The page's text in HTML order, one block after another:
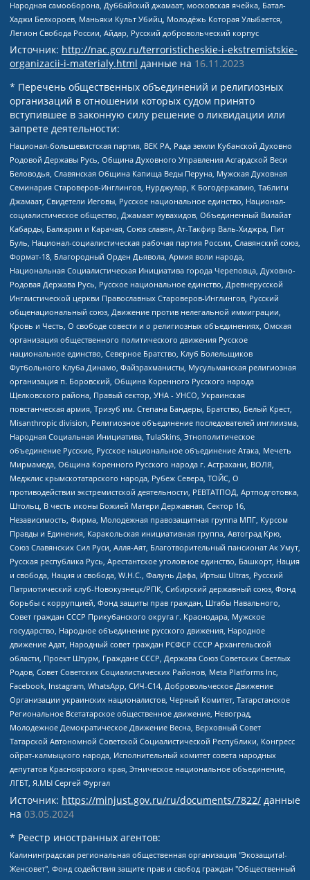
Народная самооборона, Дуббайский джамаат, московская ячейка, Батал-
Хаджи Белхороев, Маньяки Культ Убийц, Молодёжь Которая Улыбается,
Легион Свобода России, Айдар, Русский добровольческий корпус
Источник: http://nac.gov.ru/terroristicheskie-i-ekstremistskie-
organizacii-i-materialy.html данные на 16.11.2023
* Перечень общественных объединений и религиозных
организаций в отношении которых судом принято
вступившее в законную силу решение о ликвидации или
запрете деятельности:
Национал-большевистская партия, ВЕК РА, Рада земли Кубанской Духовно
Родовой Державы Русь, Община Духовного Управления Асгардской Веси
Беловодья, Славянская Община Капища Веды Перуна, Мужская Духовная
Семинария Староверов-Инглингов, Нурджулар, К Богодержавию, Таблиги
Джамаат, Свидетели Иеговы, Русское национальное единство, Национал-
социалистическое общество, Джамаат мувахидов, Объединенный Вилайат
Кабарды, Балкарии и Карачая, Союз славян, Ат-Такфир Валь-Хиджра, Пит
Буль, Национал-социалистическая рабочая партия России, Славянский союз,
Формат-18, Благородный Орден Дьявола, Армия воли народа,
Национальная Социалистическая Инициатива города Череповца, Духовно-
Родовая Держава Русь, Русское национальное единство, Древнерусской
Инглистической церкви Православных Староверов-Инглингов, Русский
общенациональный союз, Движение против нелегальной иммиграции,
Кровь и Честь, О свободе совести и о религиозных объединениях, Омская
организация общественного политического движения Русское
национальное единство, Северное Братство, Клуб Болельщиков
Футбольного Клуба Динамо, Файзрахманисты, Мусульманская религиозная
организация п. Боровский, Община Коренного Русского народа
Щелковского района, Правый сектор, УНА - УНСО, Украинская
повстанческая армия, Тризуб им. Степана Бандеры, Братство, Белый Крест,
Misanthropic division, Религиозное объединение последователей инглиизма,
Народная Социальная Инициатива, TulaSkins, Этнополитическое
объединение Русские, Русское национальное объединение Атака, Мечеть
Мирмамеда, Община Коренного Русского народа г. Астрахани, ВОЛЯ,
Меджлис крымскотатарского народа, Рубеж Севера, ТОЙС, О
противодействии экстремистской деятельности, РЕВТАТПОД, Артподготовка,
Штольц, В честь иконы Божией Матери Державная, Сектор 16,
Независимость, Фирма, Молодежная правозащитная группа МПГ, Курсом
Правды и Единения, Каракольская инициативная группа, Автоград Крю,
Союз Славянских Сил Руси, Алля-Аят, Благотворительный пансионат Ак Умут,
Русская республика Русь, Арестантское уголовное единство, Башкорт, Нация
и свобода, Нация и свобода, W.H.С., Фалунь Дафа, Иртыш Ultras, Русский
Патриотический клуб-Новокузнецк/РПК, Сибирский державный союз, Фонд
борьбы с коррупцией, Фонд защиты прав граждан, Штабы Навального,
Совет граждан СССР Прикубанского округа г. Краснодара, Мужское
государство, Народное объединение русского движения, Народное
движение Адат, Народный совет граждан РСФСР СССР Архангельской
области, Проект Штурм, Граждане СССР, Держава Союз Советских Светлых
Родов, Совет Советских Социалистических Районов, Meta Platforms Inc,
Facebook, Instagram, WhatsApp, СИЧ-С14, Добровольческое Движение
Организации украинских националистов, Черный Комитет, Татарстанское
Региональное Всетатарское общественное движение, Невоград,
Молодежное Демократическое Движение Весна, Верховный Совет
Татарской Автономной Советской Социалистической Республики, Конгресс
ойрат-калмыцкого народа, Исполнительный комитет совета народных
депутатов Красноярского края, Этническое национальное объединение,
ЛГБТ, Я.МЫ Сергей Фургал
Источник: https://minjust.gov.ru/ru/documents/7822/ данные
на 03.05.2024
* Реестр иностранных агентов:
Калининградская региональная общественная организация "Экозащита!-Женсовет", Фонд содействия защите прав и свобод граждан "Общественный вердикт", Фонд "Институт Развития Свободы Информации", Частное учреждение "Информационное агентство МЕМО. РУ", Региональная общественная организация "Общественная комиссия по сохранению наследия академика Сахарова", Фонд поддержки свободы прессы, Санкт-Петербургская общественная правозащитная организация "Гражданский контроль", Межрегиональная общественная организация "Информационно-просветительский центр "Мемориал", Региональный Фонд "Центр Защиты Прав Средств Массовой Информации", с 05.12.2023 Фонд "Центр Защиты Прав Средств массовой информации", Региональная общественная благотворительная организация помощи беженцам и мигрантам "Гражданское содействие", Негосударственное образовательное учреждение дополнительного профессионального образования (повышение квалификации) специалистов "АКАДЕМИЯ ПО ПРАВАМ ЧЕЛОВЕКА", Свердловская региональная общественная организация "Сутяжник", Автономная некоммерческая организация "Центр независимых социологических исследований", Союз общественных объединений "Российский исследовательский центр по правам человека", Региональное общественное учреждение научно-информационный центр "МЕМОРИАЛ", Некоммерческая организация "Фонд защиты гласности", Автономная некоммерческая организация "Институт прав человека", Городская общественная организация "Екатеринбургское общество "МЕМОРИАЛ", Городская общественная организация "Рязанское историко-просветительское и правозащитное общество "Мемориал" (Рязанский Мемориал), Челябинский региональный орган общественной самодеятельности – женское общественное объединение "Женщины Евразии", Челябинский региональный орган общественной самодеятельности "Уральская правозащитная группа", Фонд содействия защите здоровья и социальной справедливости имени Андрея Рылькова, Автономная Некоммерческая Организация "Аналитический Центр Юрия Левады", Автономная некоммерческая организация социальной поддержки населения "Проект Апрель", Региональная общественная организация помощи женщинам и детям, находящимся в кризисной ситуации "Информационно-методический центр "Анна", Фонд содействия развитию массовых коммуникаций и правовому просвещению "Так-так-Так", Фонд содействия устойчивому развитию "Серебряная тайга", Свердловский региональный общественный фонд социальных проектов "Новое время", "Idel.Реалии", Кавказ.Реалии, Крым.Реалии, Телеканал Настоящее Время, Татаро-башкирская служба Радио Свобода (Azatliq Radiosi), Радио Свободная Европа/Радио Свобода (PCE/PC), "Сибирь.Реалии", "Фактограф", Благотворительный фонд помощи осужденным и их семьям, Автономная некоммерческая организация "Институт глобализации и социальных движений", Фонд "В защиту прав заключенных", Частное учреждение "Центр поддержки и содействия развитию средств массовой информации", Пензенский региональный общественный благотворительный фонд "Гражданский союз", "Север.Реалии", Некоммерческая организация Фонд "Правовая инициатива", Общество с ограниченной ответственностью "Радио Свободная Европа/Радио Свобода", Чешское информационное агентство "MEDIUM-ORIENT", Красноярская региональная общественная организация "Мы против СПИДа", Камалягин Денис Николаевич, Маркелов Сергей Евгеньевич, Пономарев Лев Александрович, Савицкая Людмила Алексеевна, Автономная некоммерческая организация "Центр по работе с проблемой насилия "НАСИЛИЮ.НЕТ", Межрегиональный профессиональный союз работников здравоохранения "Альянс врачей", Юридическое лицо, зарегистрированное в Латвийской Республике, SIA "Medusa Project" (регистрационный номер 40103797863, дата регистрации 10.06.2014), Некоммерческая организация "Фонд по борьбе с коррупцией", Автономная некоммерческая организация "Институт права и публичной политики", Баданин Роман Сергеевич, Гликин Максим Александрович, Железнова Мария Михайловна, Лукьянова Юлия Сергеевна, Маетная Елизавета Витальевна, Маняхин Петр Борисович, Чуракова Ольга Владимировна, Ярош Юлия Петровна, Юридическое лицо "The Insider SIA", зарегистрированное в Риге, Латвийская Республика (дата регистрации 26.06.2015), являющееся администратором доменного имени интернет-издания "The Insider SIA", https://theins.ru, Постернак Алексей Евгеньевич, Рубин Михаил Аркадьевич, Анин Роман Александрович, Юридическое лицо Istories fonds, зарегистрированное в Латвийской Республике (регистрационный номер 50008295751, дата регистрации 24.02.2020), Великовский Дмитрий Александрович, Долинина Ирина Николаевна, Мароховская Алеся Алексеевна, Шлейнов Роман Юрьевич, Шмагун Олеся Валентиновна, Общество с ограниченной ответственностью "Альтаир 2021", Общество с ограниченной ответственностью "Вега 2021", Общество с ограниченной ответственностью "Главный редактор 2021", Общество с ограниченной ответственностью "Ромашки монолит", Важенков Артем Валерьевич, Ивановская областная общественная организация "Центр гендерных исследований", Гурман Юрий Альбертович, Медиапроект "ОВД-Инфо", Егоров Владимир Владимирович, Жилинский Владимир Александрович, Общество с ограниченной ответственностью "ЗП", Иванова София Юрьевна, Карезина Инна Павловна, Кильтау Екатерина Викторовна, Петров Алексей Викторович, Пискунов Сергей Евгеньевич, Смирнов Сергей Сергеевич, Тихонов Михаил Сергеевич, Общество с ограниченной ответственностью "ЖУРНАЛИСТ-ИНОСТРАННЫЙ АГЕНТ", Арапова Галина Юрьевна, Вольтская Татьяна Анатольевна, Американская компания "Mason G.E.S. Anonymous Foundation" (США), являющаяся владельцем интернет-издания https://mnews.world/, Компания "Stichting Bellingcat", зарегистрированная в Нидерландах (дата регистрации 11.07.2018), Захаров Андрей Вячеславович, Клепиковская Екатерина Дмитриевна, Общество с ограниченной ответственностью "МЕМО", Перл Роман Александрович, Симонов Евгений Алексеевич, Соловьева Елена Анатольевна, Сотников Даниил Владимирович, Сурначева Елизавета Дмитриевна, Автономная некоммерческая организация по защите прав человека и информированию населения "Якутия – Наше Мнение", Общество с ограниченной ответственностью "Москоу диджитал медиа", с 26.01.2023 Общество с ограниченной ответственностью "Чайка Белые сады", Ветошкина Валерия Валерьевна, Заговора Максим Александрович, Межрегиональное общественное движение "Российская ЛГБТ - сеть", Оленичев Максим Владимирович, Павлов Иван Юрьевич, Скворцова Елена Сергеевна, Общество с ограниченной ответственностью "Как бы инагент", Кочетков Игорь Викторович, Общество с ограниченной ответственностью "Честные выборы", Еланчик Олег Александрович, Общество с ограниченной ответственностью "Нобелевский призыв", Гималова Регина Эмилевна, Григорьев Андрей Валерьевич, Григорьева Алина Александровна, Ассоциация по содействию защите прав призывников, альтернативнослужащих и военнослужащих "Правозащитная группа "Гражданин.Армия.Право", Хисамова Регина Фаритовна, Автономная некоммерческая организация по реализации социально-правовых программ "Лилит", Дальневосточное общественное движение "Маяк", Санкт-Петербургская ЛГБТ-инициативная группа "Выход", Инициативная группа ЛГБТ+ "Реверс", Алексеев Андрей Викторович, Бекбулатова Таисия Львовна, Беляев Иван Михайлович, Владыкина Елена Сергеевна, Гельман Марат Александрович, Никульшина Вероника Юрьевна, Толоконникова Надежда Андреевна, Шендерович Виктор Анатольевич, Общество с ограниченной ответственностью "Данное сообщение", Общество с ограниченной ответственностью Издательский дом "Новая глава", Айнбиндер Александра Александровна, Московский комьюнити-центр для ЛГБТ+инициатив, Благотворительный фонд развития филантропии, Deutsche Welle (Германия, Kurt-Schumacher-Strasse 3, 53113 Bonn), Борзунова Мария Михайловна, Воробьев Виктор Викторович, Голубева Анна Львовна, Константинова Алла Михайловна, Малкова Ирина Владимировна, Мурадов Мурад Абдулгалимович, Осетинская Елизавета Николаевна, Понасенков Евгений Николаевич, Ганапольский Матвей Юрьевич, Киселев Евгений Алексеевич, Борухович Ирина Григорьевна, Дремин Иван Тимофеевич, Дубровский Дмитрий Викторович, Красноярская региональная общественная организация поддержки и развития альтернативных образовательных технологий и межкультурных коммуникаций "ИНТЕРРА", Маяковская Екатерина Алексеевна, Фейгин Марк Захарович, Филимонов Андрей Викторович, Дзугкоева Регина Николаевна, Доброхотов Роман Александрович, Дудь Юрий Александрович, Елкин Сергей Владимирович, Кругликов Кирилл Игоревич, Сабунаева Мария Леонидовна, Семенов Алексей Владимирович, Шаинян Карен Багратович, Шульман Екатерина Михайловна, Асафьев Артур Валерьевич, Вахштайн Виктор Семенович, Венедиктов Алексей Алексеевич, Лушникова Екатерина Евгеньевна, Волков Леонид Михайлович, Невзоров Александр Глебович, Пархоменко Сергей Борисович, Сироткин Ярослав Николаевич, Кара-Мурза Владимир Владимирович, Баранова Наталья Владимировна, Гозман Леонид Яковлевич, Кагарлицкий Борис Юльевич, Климарев Михаил Валерьевич, Милов Владимир Станиславович, Автономная некоммерческая организация Краснодарский центр современного искусства "Типография", Моргенштерн Алишер Тагирович, Соболь Любовь Эдуардовна, Общество с ограниченной ответственностью "ЛИЗА НОРМ", Каспаров Гарри Кимович, Ходорковский Михаил Борисович, Общество с ограниченной ответственностью "Апрельские тезисы", Данилович Ирина Брониславовна, Кашин Олег Владимирович, Петров Николай Владимирович, Пивоваров Алексей Владимирович, Соколов Михаил Владимирович, Цветкова Юлия Владимировна, Чичваркин Евгений Александрович, Комитет против пыток/Команда против пыток, Общество с ограниченной ответственностью "Первый научный", Общество с ограниченной ответственностью "Вертолет и ко", Белоцерковская Вероника Борисовна, Кац Максим Евгеньевич, Лазарева Татьяна Юрьевна, Шаведдинов Руслан Табризович, Яшин Илья Валерьевич, Общество с ограниченной ответственностью "Иноагент ААВ", Алешковский Дмитрий Петрович, Альбац Евгения Марковна, Быков Дмитрий Львович, Галямина Юлия Евгеньевна, Лойко Сергей Леонидович, Мартынов Кирилл Константинович, Медведев Сергей Александрович, Крашенинников Федор Геннадиевич, Гордеева Катерина Вл